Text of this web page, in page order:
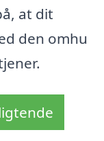
at dit
den omhu